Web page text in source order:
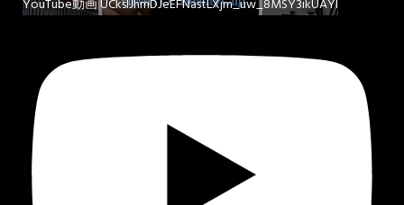
YouTube動画 UCkslJhmDJeEFNastLXjm_uw_8MSY3ikUAYI